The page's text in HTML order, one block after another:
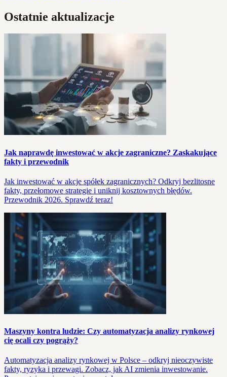
Ostatnie aktualizacje
Jak naprawdę inwestować w akcje zagraniczne? Zaskakujące
fakty i przewodnik
Jak inwestować w akcje spółek zagranicznych? Odkryj bezlitosne
fakty, przełomowe strategie i uniknij kosztownych błędów.
Przewodnik 2026. Sprawdź teraz!
Maszyny kontra ludzie: Czy automatyzacja analizy rynkowej
cię ocali czy pogrąży?
Automatyzacja analizy rynkowej w Polsce – odkryj nieoczywiste
fakty, ryzyka i przewagi. Zobacz, jak AI zmienia inwestowanie.